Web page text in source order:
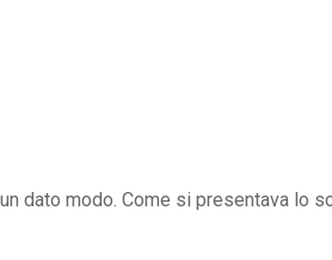
dato modo. Come si presentava lo